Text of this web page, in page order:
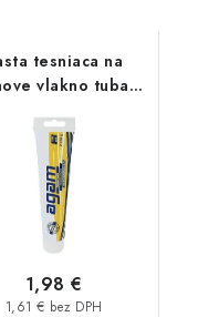
tesniaca na
vlakno tuba
1,61 € bez DPH
1,98 €